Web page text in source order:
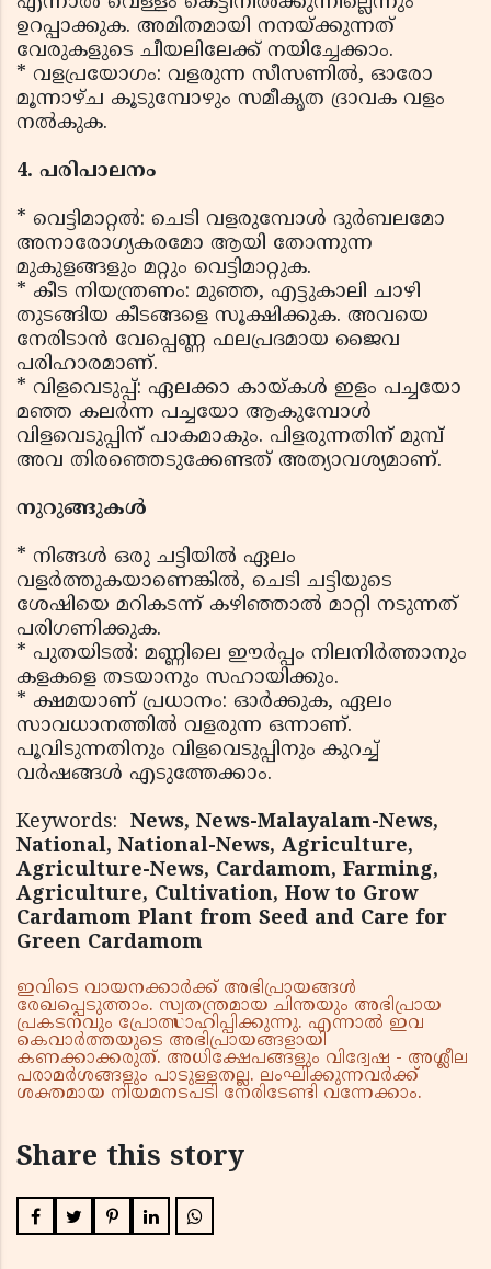
ഉറപ്പാക്കുക. അമിതമായി നനയ്ക്കുന്നത്
വേരുകളുടെ ചീയലിലേക്ക് നയിച്ചേക്കാം.
* വളപ്രയോഗം: വളരുന്ന സീസണിൽ, ഓരോ
മൂന്നാഴ്ച കൂടുമ്പോഴും സമീകൃത ദ്രാവക വളം
നൽകുക.
4. പരിപാലനം
* വെട്ടിമാറ്റൽ: ചെടി വളരുമ്പോൾ ദുർബലമോ
അനാരോഗ്യകരമോ ആയി തോന്നുന്ന
മുകുളങ്ങളും മറ്റും വെട്ടിമാറ്റുക.
* കീട നിയന്ത്രണം: മുഞ്ഞ, എട്ടുകാലി ചാഴി
തുടങ്ങിയ കീടങ്ങളെ സൂക്ഷിക്കുക. അവയെ
നേരിടാൻ വേപ്പെണ്ണ ഫലപ്രദമായ ജൈവ
പരിഹാരമാണ്.
* വിളവെടുപ്പ്: ഏലക്കാ കായ്കൾ ഇളം പച്ചയോ
മഞ്ഞ കലർന്ന പച്ചയോ ആകുമ്പോൾ
വിളവെടുപ്പിന് പാകമാകും. പിളരുന്നതിന് മുമ്പ്
അവ തിരഞ്ഞെടുക്കേണ്ടത് അത്യാവശ്യമാണ്.
നുറുങ്ങുകൾ
* നിങ്ങൾ ഒരു ചട്ടിയിൽ ഏലം
വളർത്തുകയാണെങ്കിൽ, ചെടി ചട്ടിയുടെ
ശേഷിയെ മറികടന്ന് കഴിഞ്ഞാൽ മാറ്റി നടുന്നത്
പരിഗണിക്കുക.
* പുതയിടൽ: മണ്ണിലെ ഈർപ്പം നിലനിർത്താനും
കളകളെ തടയാനും സഹായിക്കും.
* ക്ഷമയാണ് പ്രധാനം: ഓർക്കുക, ഏലം
സാവധാനത്തിൽ വളരുന്ന ഒന്നാണ്.
പൂവിടുന്നതിനും വിളവെടുപ്പിനും കുറച്ച്
വർഷങ്ങൾ എടുത്തേക്കാം.
Keywords: News, News-Malayalam-News,
National, National-News, Agriculture,
Agriculture-News, Cardamom, Farming,
Agriculture, Cultivation, How to Grow
Cardamom Plant from Seed and Care for
Green Cardamom
ഇവിടെ വായനക്കാർക്ക് അഭിപ്രായങ്ങൾ
രേഖപ്പെടുത്താം. സ്വതന്ത്രമായ ചിന്തയും അഭിപ്രായ
പ്രകടനവും പ്രോത്സാഹിപ്പിക്കുന്നു. എന്നാൽ ഇവ
കെവാർത്തയുടെ അഭിപ്രായങ്ങളായി
കണക്കാക്കരുത്. അധിക്ഷേപങ്ങളും വിദ്വേഷ - അശ്ലീല
പരാമർശങ്ങളും പാടുള്ളതല്ല. ലംഘിക്കുന്നവർക്ക്
ശക്തമായ നിയമനടപടി നേരിടേണ്ടി വന്നേക്കാം.
Share this story